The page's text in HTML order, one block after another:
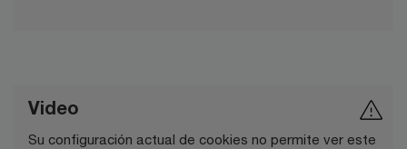
Video
Su configuración actual de cookies no permite ver este